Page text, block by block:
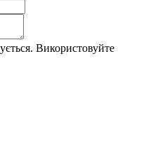
Використовуйте